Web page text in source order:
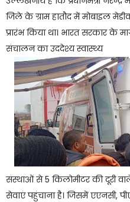
जिले के ग्राम हातौद में मोबाइल
प्रारंभ किया था। भारत सरकार के
संचालन का उददेश्य स्वास्थ्य
संस्थाओं से 5 किलोमीटर की दूरी
सेवाएं पहुंचाना है। जिसमें एएनसी,